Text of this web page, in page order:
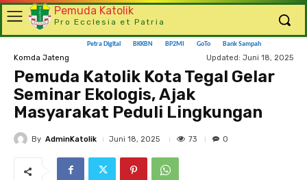
Pemuda Katolik
Pro Ecclesia et Patria
Petra Digital BKKBN BP2MI GoTo Bank Sampah
Komda Jateng Updated: Juni 18, 2025
Pemuda Katolik Kota Tegal Gelar
Seminar Ekologis, Ajak
Masyarakat Peduli Lingkungan
By AdminKatolik Juni 18, 2025 73 0